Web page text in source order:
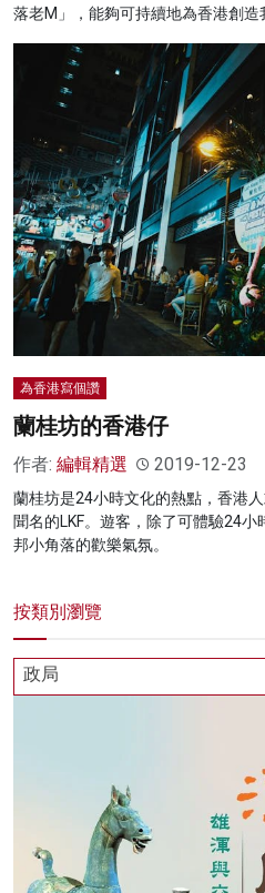
落老M」，能夠可持續地為香港創造
為香港寫個讚
蘭桂坊的香港仔
作者: 編輯精選 2019-12-23
蘭桂坊是24小時文化的熱點，香港
聞名的LKF。遊客，除了可體驗24
邦小角落的歡樂氣氛。
按類別瀏覽
政局